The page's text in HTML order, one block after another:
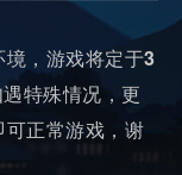
，游戏将定于3
特殊情况，更
正常游戏，谢